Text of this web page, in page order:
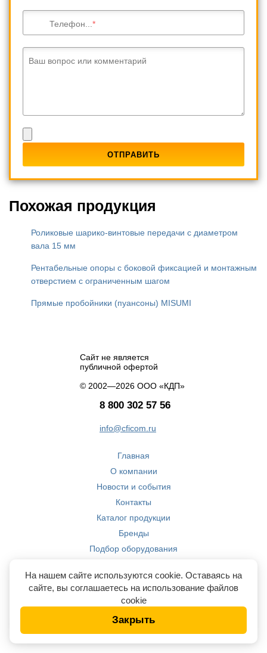
Телефон...
Ваш вопрос или комментарий
Похожая продукция
Роликовые шарико-винтовые передачи с диаметром
вала 15 мм
Рентабельные опоры с боковой фиксацией и монтажным
отверстием с ограниченным шагом
Прямые пробойники (пуансоны) MISUMI
Сайт не является
публичной офертой
© 2002—2026 ООО «КДП»
8 800 302 57 56
info@cficom.ru
Главная
О компании
Новости и события
Контакты
Каталог продукции
Бренды
Подбор оборудования
Компетенции
На нашем сайте используются cookie. Оставаясь на
сайте, вы соглашаетесь на использование файлов
cookie
Закрыть